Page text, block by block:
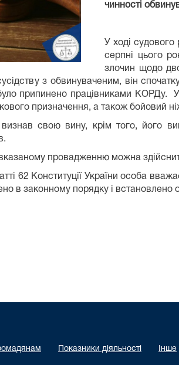
чинності
У ході судового
серпні цього
злочин щодо
з обвинуваченим, він
було припинено працівниками
призначення, а також бойовий
свою вину, крім того, його
провадженню можна
62 Конституції України особа
в законному порядку і
Показники діяльності Інше